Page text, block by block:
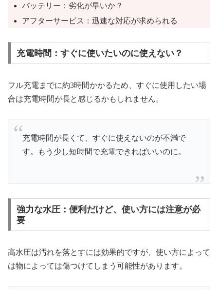
バッテリー：劣化が早いか？
アフターサービス：迅速な対応が求められる
充電時間：すぐに使いたいのに使えない？
フル充電までに約3時間かかるため、すぐに使用したい場
合は充電時間が長と感じるかもしれません。
充電時間が長くて、すぐに使えないのが不満で
す。もう少し短時間で充電できればいいのに。
強力な水圧：便利だけど、使い方には注意が必
要
高水圧は汚れを落とすには効果的ですが、使い方によって
は物によっては傷つけてしまう可能性があります。